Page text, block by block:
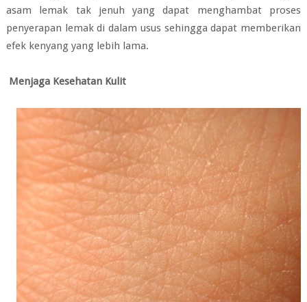
asam lemak tak jenuh yang dapat menghambat proses
penyerapan lemak di dalam usus sehingga dapat memberikan
efek kenyang yang lebih lama.
Menjaga Kesehatan Kulit